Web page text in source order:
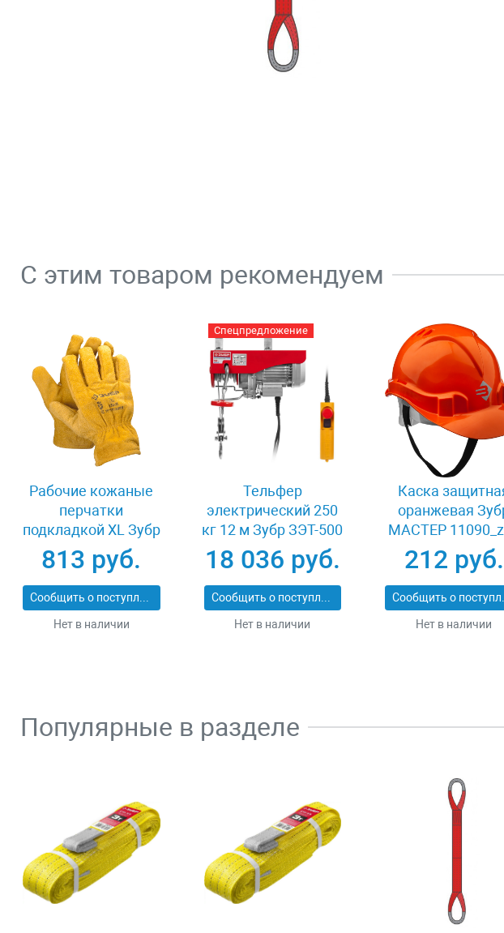
С этим товаром рекомендуем
Рабочие кожаные
перчатки
подкладкой XL Зубр
МАСТЕР 1135-XL
813 руб.
Сообщить о поступлении
Нет в наличии
Спецпредложение
Тельфер
электрический 250
кг 12 м Зубр ЗЭТ-500
18 036 руб.
Сообщить о поступлении
Нет в наличии
Каска
оранжевая
МАСТЕР
212 руб.
Нет в наличии
Популярные в разделе